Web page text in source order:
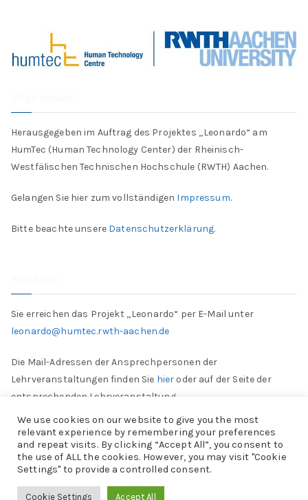
Herausgegeben im Auftrag des Projektes „Leonardo“ am
HumTec (Human Technology Center) der Rheinisch-
Westfälischen Technischen Hochschule (RWTH) Aachen.
Gelangen Sie hier zum vollständigen Impressum.
Bitte beachte unsere Datenschutzerklärung.
Sie erreichen das Projekt „Leonardo“ per E-Mail unter
leonardo@humtec.rwth-aachen.de
Die Mail-Adressen der Ansprechpersonen der
Lehrveranstaltungen finden Sie hier oder auf der Seite der
entsprechenden Lehrveranstaltung.
Copyright © 2026Projekt „Leonardo“
We use cookies on our website to give you the most
relevant experience by remembering your preferences
and repeat visits. By clicking “Accept All”, you consent to
the use of ALL the cookies. However, you may visit "Cookie
Settings" to provide a controlled consent.
Cookie Settings Accept All